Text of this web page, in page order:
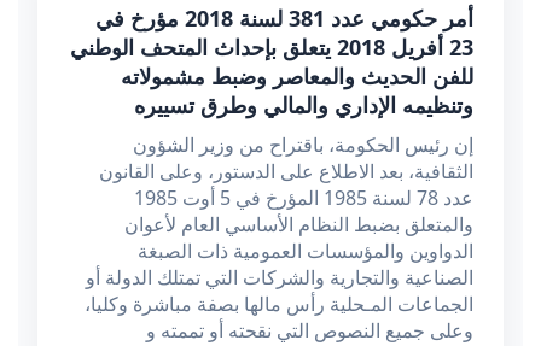
أمر حكومي عدد 381 لسنة 2018 مؤرخ في
23 أفريل 2018 يتعلق بإحداث المتحف الوطني
للفن الحديث والمعاصر وضبط مشمولاته
وتنظيمه الإداري والمالي وطرق تسييره
إن رئيس الحكومة، باقتراح من وزير الشؤون
الثقافية، بعد الاطلاع على الدستور، وعلى القانون
عدد 78 لسنة 1985 المؤرخ في 5 أوت 1985
والمتعلق بضبط النظام الأساسي العام لأعوان
الدواوين والمؤسسات العمومية ذات الصبغة
الصناعية والتجارية والشركات التي تمتلك الدولة أو
الجماعات المـحلية رأس مالها بصفة مباشرة وكليا،
وعلى جميع النصوص التي نقحته أو تممته و